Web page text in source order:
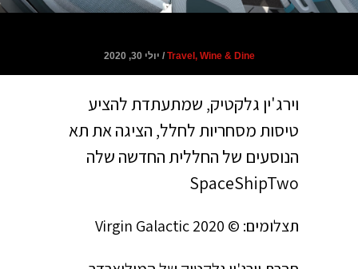
Travel, Wine & Dine / יולי 30, 2020
וירג'ין גלקטיק, שמתעתדת להציע
טיסות מסחריות לחלל, הציגה את תא
הנוסעים של החללית החדשה שלה
SpaceShipTwo
תצלומים: © Virgin Galactic 2020